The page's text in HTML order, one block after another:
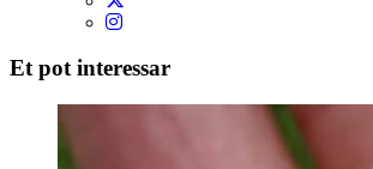
Et pot interessar